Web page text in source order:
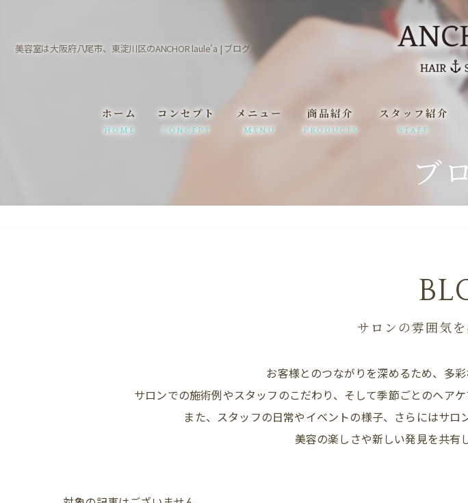
美容室は大阪府八尾市、東淀川区のANCHOR laule'a | ブログ
ホーム
HOME
コンセプト
CONCEPT
メニュー
MENU
商品紹介
PRODUCTS
スタッフ紹介
STAFF
ブ
サロンの雰囲気
お客様とのつながりを深めるため、多
サロンでの施術例やスタッフのこだわり、そして季節ごとのヘア
また、スタッフの日常やイベントの様子、さらにはサロ
美容の楽しさや新しい発見を共有